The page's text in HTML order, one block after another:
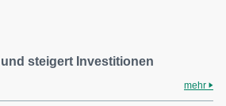
steigert Investitionen
mehr